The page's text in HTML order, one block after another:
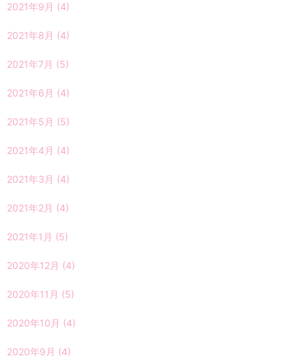
2021年9月 (4)
2021年8月 (4)
2021年7月 (5)
2021年6月 (4)
2021年5月 (5)
2021年4月 (4)
2021年3月 (4)
2021年2月 (4)
2021年1月 (5)
2020年12月 (4)
2020年11月 (5)
2020年10月 (4)
2020年9月 (4)